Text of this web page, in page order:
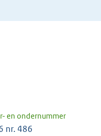
en ondernummer
nr. 486